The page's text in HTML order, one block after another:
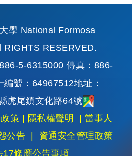
學 National Formosa
RIGHTS RESERVED.
5-6315000 傳真：886-
號：64967512地址：
虎尾鎮文化路64號
策 | 隱私權聲明 |當事人
公告 | 資通安全管理政策
17條應公告事項